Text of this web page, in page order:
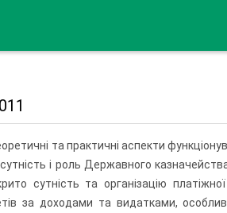
та практичні аспекти
і роль Державного
сутність та організацію
за доходами та видатками,